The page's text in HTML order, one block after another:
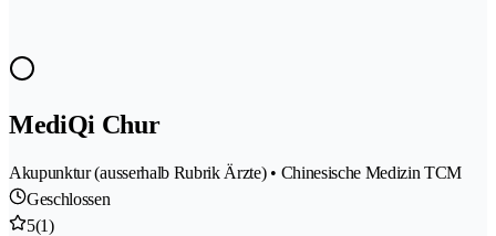
MediQi Chur
Akupunktur (ausserhalb Rubrik Ärzte) • Chinesische Medizin TCM
Geschlossen
5(1)